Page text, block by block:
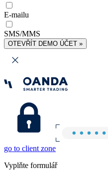
E-mailu
SMS/MMS
OTEVŘÍT DEMO ÚČET »
go to client zone
Vyplňte formulář